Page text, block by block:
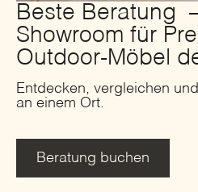
Beste Beratung
Showroom für
Outdoor-Möbel
Entdecken, vergleichen
an einem Ort.
Beratung buchen